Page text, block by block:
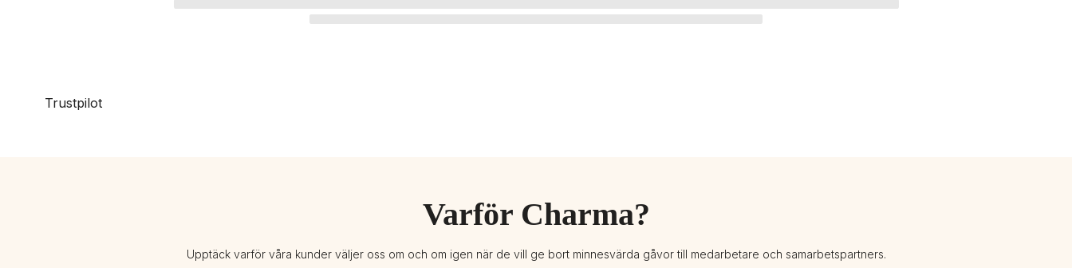
Trustpilot
Varför Charma?
Upptäck varför våra kunder väljer oss om och om igen när de vill ge bort minnesvärda gåvor till medarbetare och samarbetspartners.